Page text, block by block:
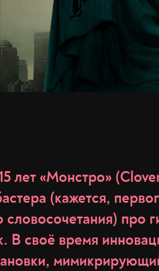
лет «Монстро»
(кажется,
про
своё время